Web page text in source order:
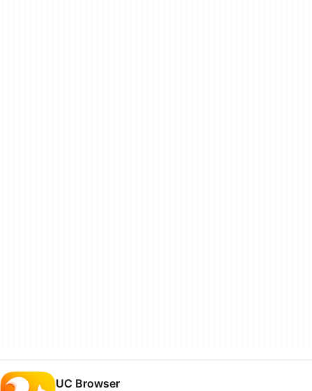
UC Browser